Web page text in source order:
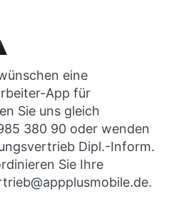
eine
App für
Sie uns gleich
380 90 oder wenden
Dipl.-Inform.
Sie Ihre